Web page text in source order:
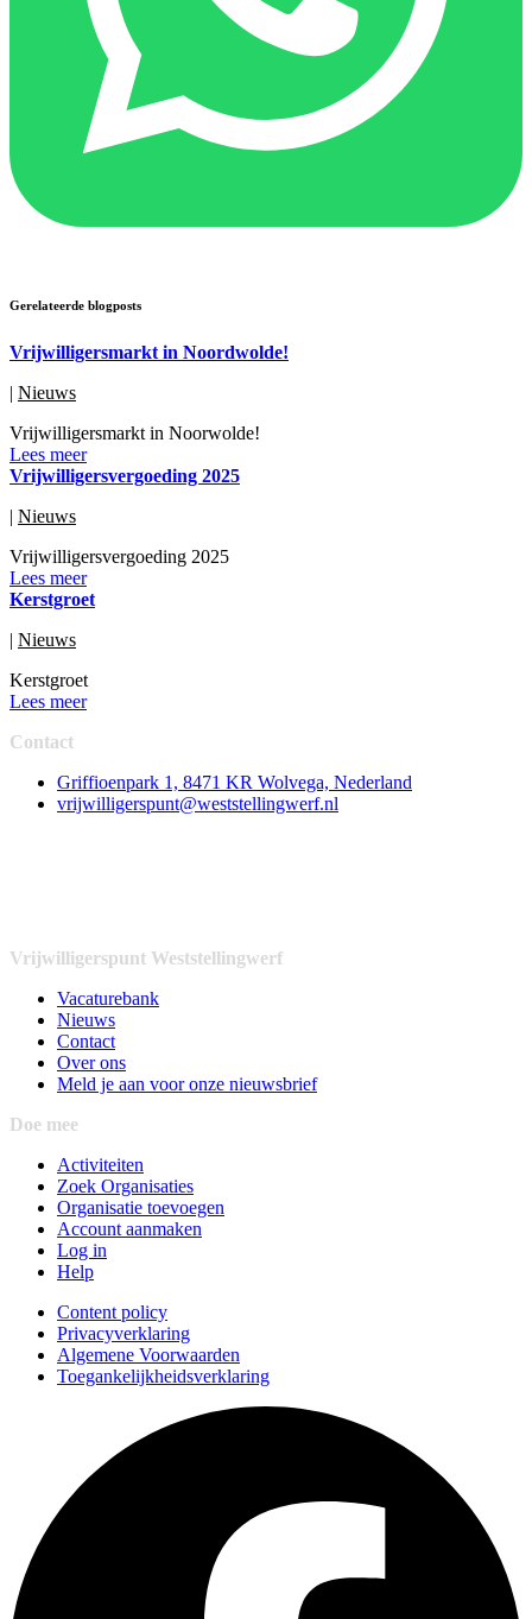
Gerelateerde blogposts
Vrijwilligersmarkt in Noordwolde!
| Nieuws
Vrijwilligersmarkt in Noorwolde!
Lees meer
Vrijwilligersvergoeding 2025
| Nieuws
Vrijwilligersvergoeding 2025
Lees meer
Kerstgroet
| Nieuws
Kerstgroet
Lees meer
Contact
Griffioenpark 1, 8471 KR Wolvega, Nederland
vrijwilligerspunt@weststellingwerf.nl
Vrijwilligerspunt Weststellingwerf
Vacaturebank
Nieuws
Contact
Over ons
Meld je aan voor onze nieuwsbrief
Doe mee
Activiteiten
Zoek Organisaties
Organisatie toevoegen
Account aanmaken
Log in
Help
Content policy
Privacyverklaring
Algemene Voorwaarden
Toegankelijkheidsverklaring